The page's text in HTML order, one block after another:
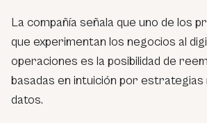
La compañía señala que uno de los
que experimentan los negocios al
operaciones es la posibilidad de
basadas en intuición por
datos.